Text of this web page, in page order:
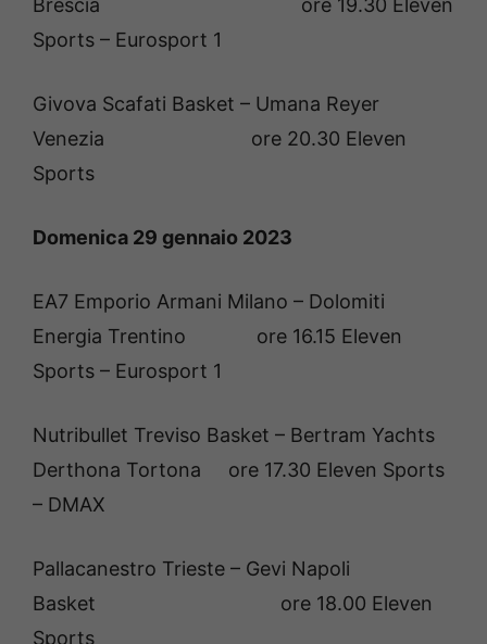
Sports – Eurosport 1
Givova Scafati Basket – Umana Reyer
Venezia ore 20.30 Eleven
Sports
Domenica 29 gennaio 2023
EA7 Emporio Armani Milano – Dolomiti
Energia Trentino ore 16.15 Eleven
Sports – Eurosport 1
Nutribullet Treviso Basket – Bertram Yachts
Derthona Tortona ore 17.30 Eleven Sports
– DMAX
Pallacanestro Trieste – Gevi Napoli
Basket ore 18.00 Eleven
Sports